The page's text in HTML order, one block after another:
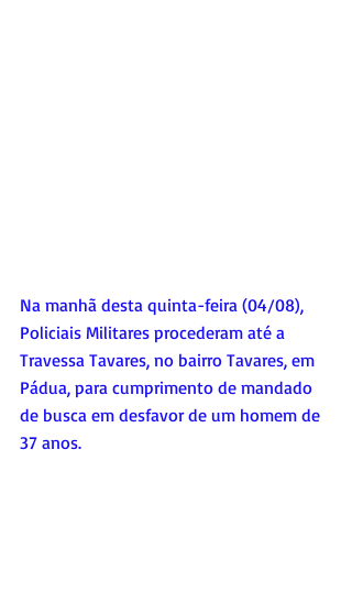
Na manhã desta quinta-feira (04/08),
Policiais Militares procederam até a
Travessa Tavares, no bairro Tavares, em
Pádua, para cumprimento de mandado
de busca em desfavor de um homem de
37 anos.